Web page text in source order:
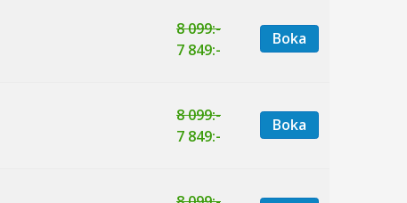
8 099:-
7 849:-
Boka
8 099:-
7 849:-
Boka